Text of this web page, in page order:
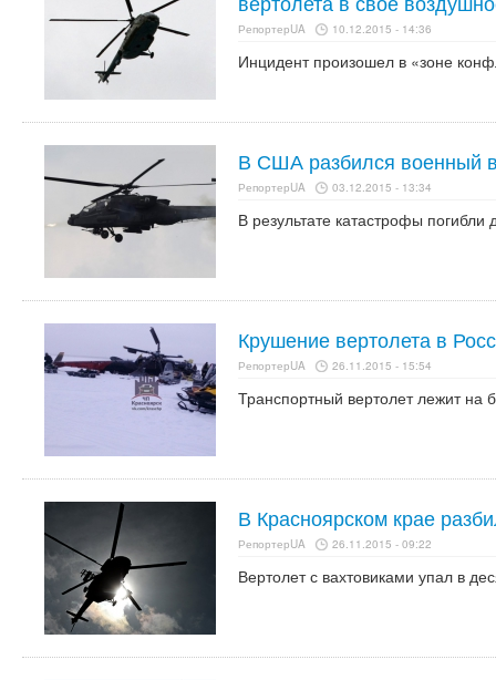
РепортерUA 10.12.2015 - 14:36
Инцидент произошел в «зоне
В США разбился военный
РепортерUA 03.12.2015 - 13:34
В результате катастрофы
Крушение вертолета в
РепортерUA 26.11.2015 - 15:54
Транспортный вертолет лежит на
В Красноярском крае
РепортерUA 26.11.2015 - 09:22
Вертолет с вахтовиками упал в